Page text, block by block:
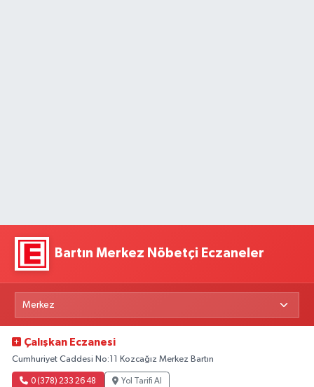
Bartın Merkez Nöbetçi Eczaneler
Çalışkan Eczanesi
Cumhuriyet Caddesi No:11 Kozcağız Merkez Bartın
0 (378) 233 26 48 Yol Tarifi Al